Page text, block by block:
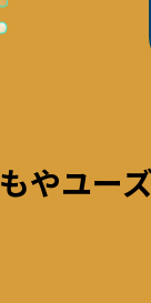
もやユー